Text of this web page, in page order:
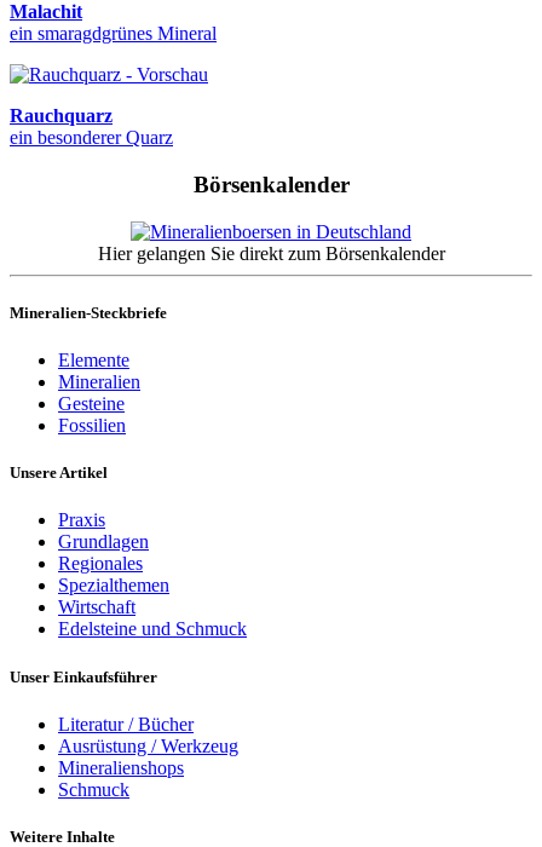
Malachit
ein smaragdgrünes Mineral
Rauchquarz
ein besonderer Quarz
Börsenkalender
Hier gelangen Sie direkt zum Börsenkalender
Mineralien-Steckbriefe
Elemente
Mineralien
Gesteine
Fossilien
Unsere Artikel
Praxis
Grundlagen
Regionales
Spezialthemen
Wirtschaft
Edelsteine und Schmuck
Unser Einkaufsführer
Literatur / Bücher
Ausrüstung / Werkzeug
Mineralienshops
Schmuck
Weitere Inhalte